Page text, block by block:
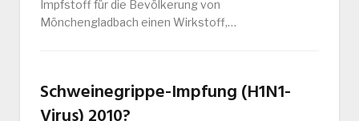
Impfstoff für die Bevölkerung von
Mönchengladbach einen Wirkstoff,…
Schweinegrippe-Impfung (H1N1-